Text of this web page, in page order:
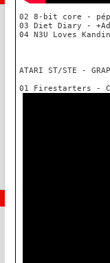
02 8-bit core -
03 Diet Diary -
04 N3U Loves
ATARI ST/STE -
01 Firestarters -